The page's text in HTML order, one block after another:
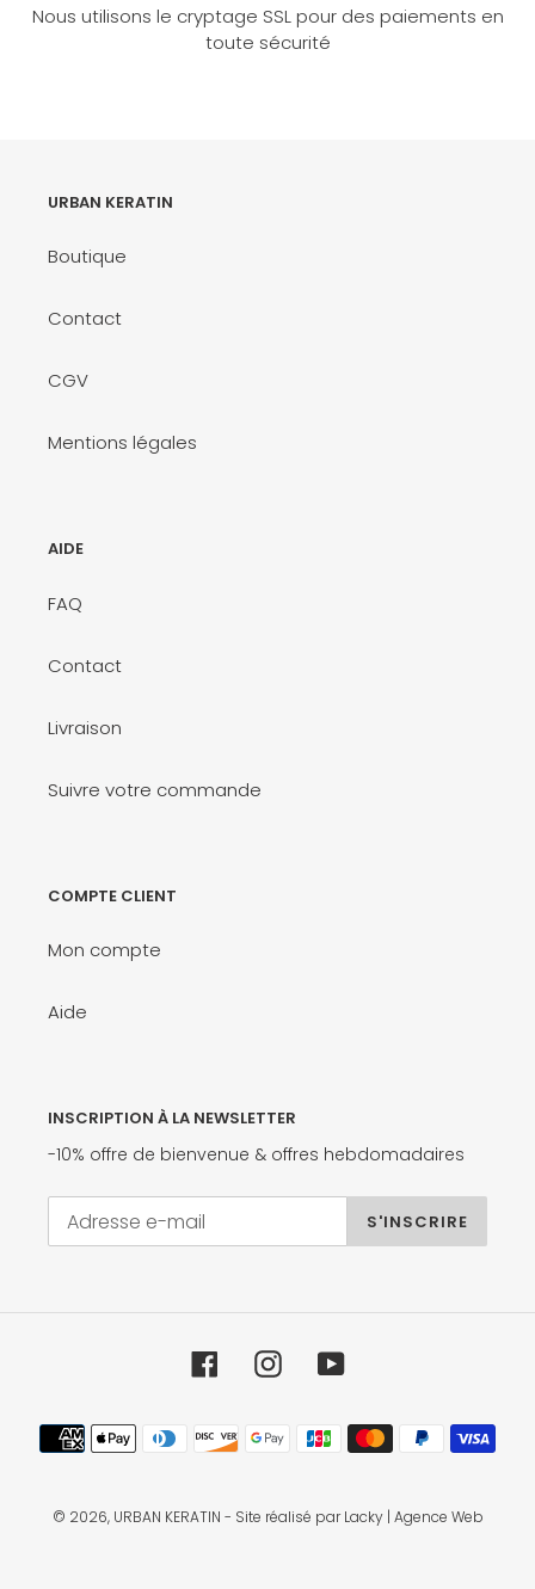
Nous utilisons le cryptage SSL pour des paiements en
toute sécurité
URBAN KERATIN
Boutique
Contact
CGV
Mentions légales
AIDE
FAQ
Contact
Livraison
Suivre votre commande
COMPTE CLIENT
Mon compte
Aide
INSCRIPTION À LA NEWSLETTER
-10% offre de bienvenue & offres hebdomadaires
S'INSCRIRE
FacebookInstagramYouTube
Moyens
de
© 2026, URBAN KERATIN - Site réalisé par Lacky | Agence Web